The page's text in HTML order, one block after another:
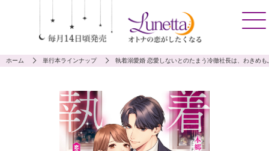
ホーム 単行本ラインナップ 執着溺愛婚 恋愛しないとのたまう冷徹社長は、わきめ